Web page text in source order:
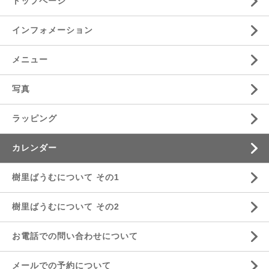
インフォメーション
メニュー
写真
ラッピング
カレンダー
樹里ばうむについて その1
樹里ばうむについて その2
お電話での問い合わせについて
メールでの予約について